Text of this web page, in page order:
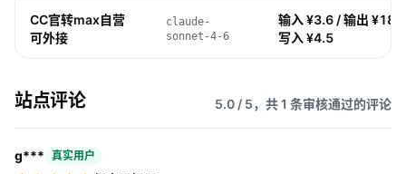
CC官转max自营
可外接
claude-
sonnet-4-6
输入 ¥3.6 / 输出 ¥18
写入 ¥4.5
站点评论 5.0 / 5，共 1 条审核通过的评论
g*** 真实用户